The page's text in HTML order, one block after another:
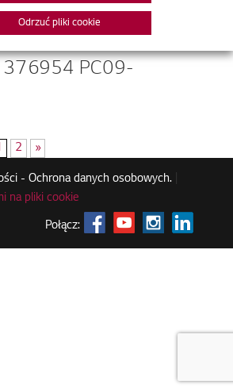
PC09-
2 »
- Ochrona danych osobowych.|
na pliki cookie
Połącz:
Odrzuć pliki cookie